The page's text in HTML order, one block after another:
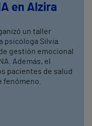
en Alzira
un taller
psicóloga Silvia
gestión emocional
Además, el
pacientes de salud